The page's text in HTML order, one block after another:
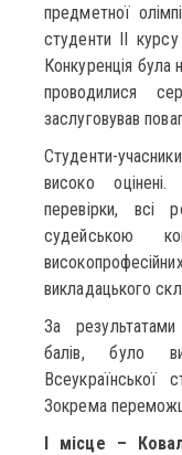
предметної
студенти ІІ
Конкуренція була
проводилися
заслуговував
Студенти-
високо
перевірки, всі
судейською
викладацького
За результатами
балів, було
Всеукраїнської
Зокрема
І місце –